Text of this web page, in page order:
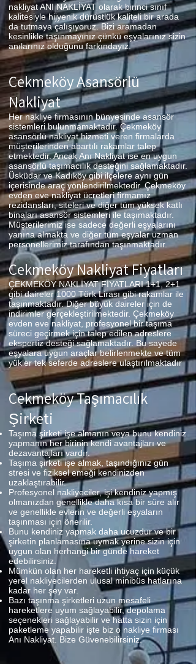
nakliyat ANI NAKLİYAT olarak birinci sınıf
kalitesiyle hijyenik dürüstlük kaliteli bir arada
da tutmaya çalışıyoruz. Bizi aramadan
kesinlikle taşınmayınız çünkü eşyalarınız sizin
anılarınız olduğunu farkındayız.
Çekmeköy Asansörlü
Nakliyat
Her nakliye firmasının bünyesinde asansör
sistemleri bulunmamaktadır. Çekmeköy
asansörlü nakliyat hizmeti veren firmalarda
müşterilerinden abartılı rakamlar talep
etmektedir. Ancak Anı Nakliyat ise en uygun
asansörlü taşımacılık desteğini sağlamaktadır.
Üsküdar ve Kadıköy gibi ilçelere aynı gün
içerisinde araç yönlendirilmektedir. Çekmeköy
evden eve nakliyat ücretleri firmamız
rezidansları, siteleri ve diğer tüm yüksek katlı
binaları asansör sistemleri ile taşımaktadır.
Müşterilerimiz ise sadece değerli eşyalarını
yanına almakta ve diğer tüm eşyalar uzman
personellerimiz tarafından taşınmaktadır.
Çekmeköy Nakliyat Fiyatları
ÇEKMEKÖY NAKLİYAT FİYATLARI 1+1, 2+1
gibi daireler 1000 Türk Lirası gibi rakamlar ile
taşınmaktadır. Diğer büyük daireler için de
indirimler gerçekleştirilmektedir. Çekmeköy
evden eve nakliyat, profesyonel bir taşıma
süreci geçirmek için talep edilen adreslere
ekspertiz desteği sağlamaktadır. Bu sayede
eşyalara uygun araçlar belirlenmekte ve tüm
yükler tek seferde adreslere ulaştırılmaktadır
Çekmeköy Taşımacılık
Şirketi
Taşıma şirketi işe almanın veya bunu kendiniz
yapmanın her birinin kendi avantajları ve
dezavantajları vardır.
Taşıma şirketi işe almak, taşındığınız gün
stresi ve fiziksel emeği kendinizden
uzaklaştırabilir.
Profesyonel nakliyeciler, işi kendiniz yapmış
olmanızdan genellikle daha kısa bir süre alır
ve genellikle evlerin ve değerli eşyaların
taşınması için önerilir.
Bunu kendiniz yapmak daha ucuzdur ve bir
şirketin planlamasına uymak yerine sizin için
uygun olan herhangi bir günde hareket
edebilirsiniz.
Mümkün olan her hareketli ihtiyaç için küçük
yerel nakliyecilerden ulusal minibüs hatlarına
kadar her şey var.
Bazı taşınma şirketleri uzun mesafeli
hareketlere uyum sağlayabilir, depolama
seçenekleri sağlayabilir ve hatta sizin için
paketleme yapabilir işte biz o nakliye firması
Anı Nakliyat. Bize Güvenebilirsiniz.